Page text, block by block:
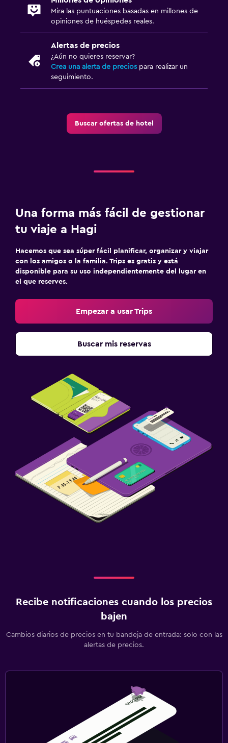
Mira las puntuaciones basadas en millones de
opiniones de huéspedes reales.
Alertas de precios
¿Aún no quieres reservar?
Crea una alerta de precios para realizar un
seguimiento.
Buscar ofertas de hotel
Una forma más fácil de gestionar
tu viaje a Hagi
Hacemos que sea súper fácil planificar, organizar y viajar
con los amigos o la familia. Trips es gratis y está
disponible para su uso independientemente del lugar en
el que reserves.
Empezar a usar Trips
Buscar mis reservas
Recibe notificaciones cuando los precios
bajen
Cambios diarios de precios en tu bandeja de entrada: solo con las
alertas de precios.